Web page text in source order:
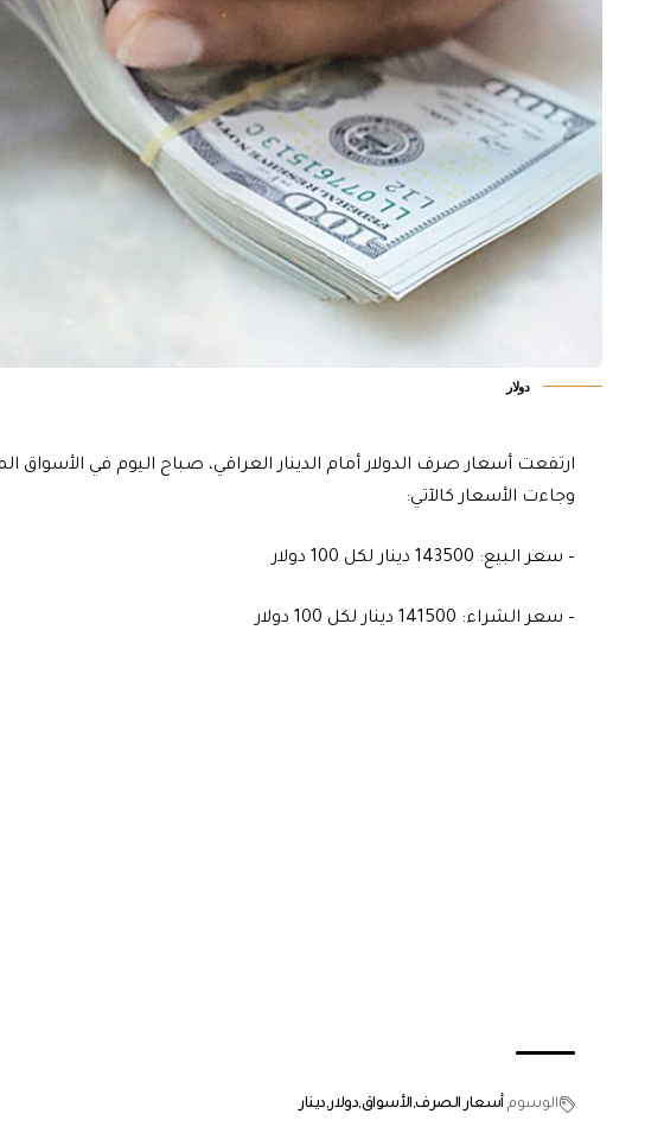
دولار
ارتفعت أسعار صرف الدولار أمام الدينار العراقي، صباح اليوم في الأسواق
وجاءت الأسعار كالآتي:
– سعر البيع: 143500 دينار لكل 100 دولار
– سعر الشراء: 141500 دينار لكل 100 دولار
الوسوم أسعار الصرف الأسواق دولار دينار